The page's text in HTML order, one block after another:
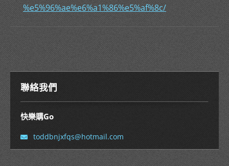
%e5%96%ae%e6%a1%86%e5%af%8c/
聯絡我們
快樂購Go
toddbnjxfqs@hotmail.com